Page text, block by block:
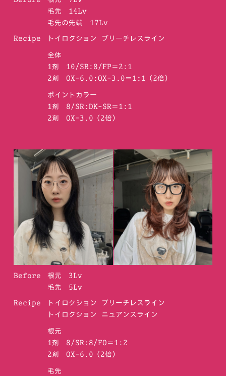
毛先 14Lv
毛先の先端 17Lv
Recipe トイロクション ブリーチレスライン
全体
1剤 10/SR:8/FP＝2:1
2剤 OX-6.0:OX-3.0＝1:1（2倍）
ポイントカラー
1剤 8/SR:DK-SR＝1:1
2剤 OX-3.0（2倍）
Before
根元 3Lv
毛先 5Lv
Recipe
トイロクション ブリーチレスライン
トイロクション ニュアンスライン
根元
1剤 8/SR:8/FO＝1:2
2剤 OX-6.0（2倍）
毛先